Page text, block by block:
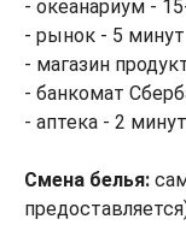
- океанариум -
- рынок - 5 минут
- магазин
- банкомат
- аптека - 2
Смена белья: